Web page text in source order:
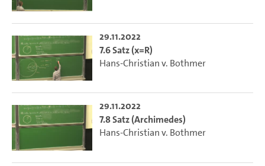
29.11.2022
7.6 Satz (x=R)
Hans-Christian v. Bothmer
29.11.2022
7.8 Satz (Archimedes)
Hans-Christian v. Bothmer